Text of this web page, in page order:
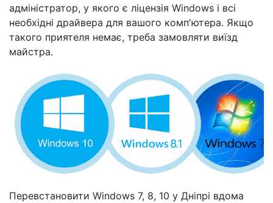
адміністратор, у якого є ліцензія Windows і всі
необхідні драйвера для вашого комп'ютера. Якщо
такого приятеля немає, треба замовляти виїзд
майстра.
Перевстановити Windows 7, 8, 10 у Дніпрі вдома